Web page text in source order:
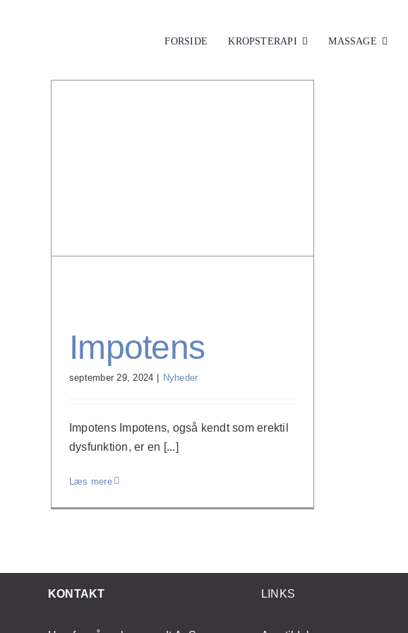
FORSIDE KROPSTERAPI MASSAGE
Impotens
september 29, 2024 | Nyheder
Impotens Impotens, også kendt som erektil
dysfunktion, er en [...]
Læs mere
KONTAKT LINKS